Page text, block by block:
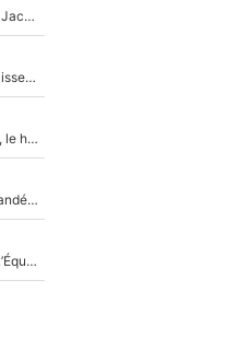
Un documentaire avec Zinedine Zidane : Comme Jean-Jacques Goldman et Mylène Farmer, le nouveau sélectionneur de l'équipe de France a recalé une journaliste très connue
Le PSG comme seule option après Barcelone ? Les coulisses de la signature historique de Lionel Messi sont révélées au grand jour !
«Le suicide de Ferran Torres» : En partance pour le PSG, le héros de la finale de la Coupe du monde s'attire les foudres de la presse espagnole !
Antoine Griezmann et N'Golo Kanté : Comme Yan Diomandé, les deux champions du monde ont refusé de signer au PSG !
Un chroniqueur de L’Équipe du Soir viré par La Chaîne L’Équipe : Même Olivier Ménard n’avait pas pu empêcher son départ, «je l’ai appris sur Twitter, je l’ai vécu assez mal»